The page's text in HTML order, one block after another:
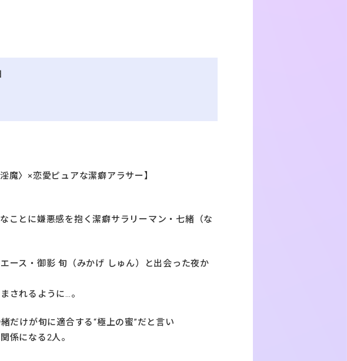
魔〉×恋愛ピュアな潔癖アラサー】
ことに嫌悪感を抱く潔癖サラリーマン・七緒（な
ース・御影 旬（みかげ しゅん）と出会った夜か
されるように…。
緒だけが旬に適合する“極上の蜜”だと言い
係になる2人。